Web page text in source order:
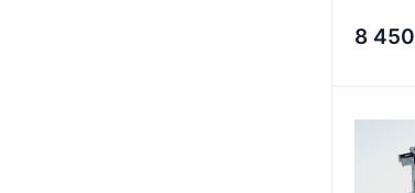
8 450